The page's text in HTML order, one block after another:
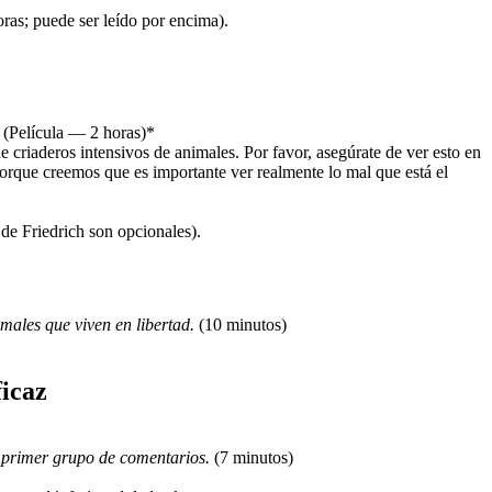
puede ser leído por encima).
(Película — 2 horas)*
intensivos de animales. Por favor, asegúrate de ver esto en
creemos que es importante ver realmente lo mal que está el
Friedrich son opcionales).
que viven en libertad. (10 minutos)
grupo de comentarios. (7 minutos)